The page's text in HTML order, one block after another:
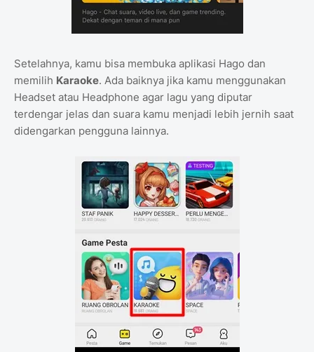
Setelahnya, kamu bisa membuka aplikasi Hago dan
memilih Karaoke. Ada baiknya jika kamu menggunakan
Headset atau Headphone agar lagu yang diputar
terdengar jelas dan suara kamu menjadi lebih jernih saat
didengarkan pengguna lainnya.